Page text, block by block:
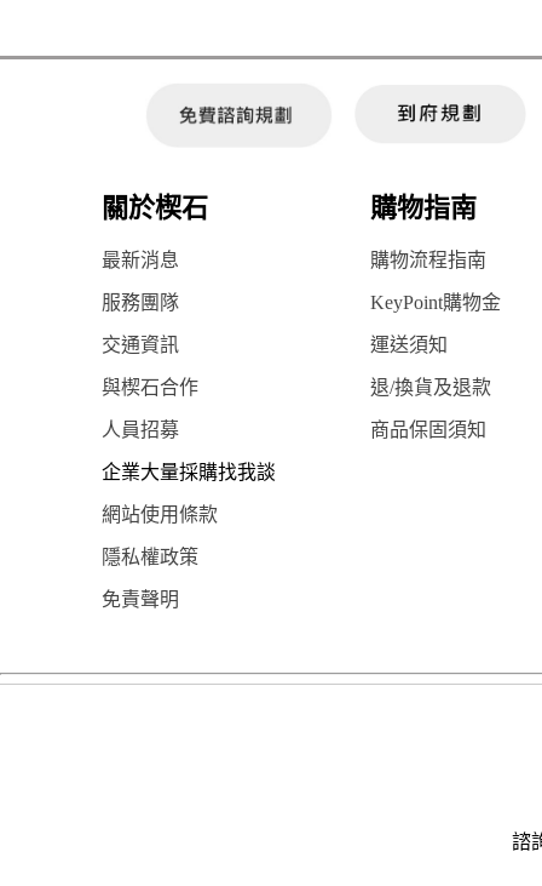
關於楔石 購物指南
最新消息 購物流程指南
服務團隊 KeyPoint購物金
交通資訊 運送須知
與楔石合作 退/換貨及退款
人員招募 商品保固須知
企業大量採購找我談
網站使用條款
隱私權政策
免責聲明
諮